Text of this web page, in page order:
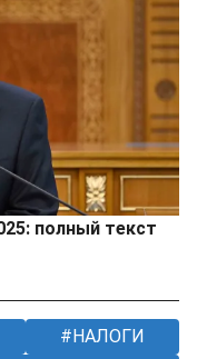
полный текст
НАЛОГИ